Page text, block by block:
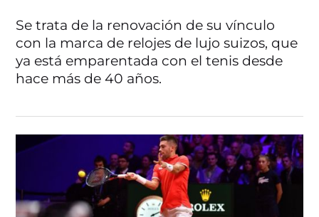
Se trata de la renovación de su vínculo
con la marca de relojes de lujo suizos, que
ya está emparentada con el tenis desde
hace más de 40 años.